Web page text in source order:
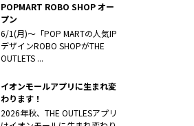
POPMART ROBO SHOP オー
プン
6/1(月)～「POP MARTの人気IP
デザインROBO SHOPがTHE
OUTLETS ...
イオンモールアプリに生まれ変
わります！
2026年秋、THE OUTLESアプリ